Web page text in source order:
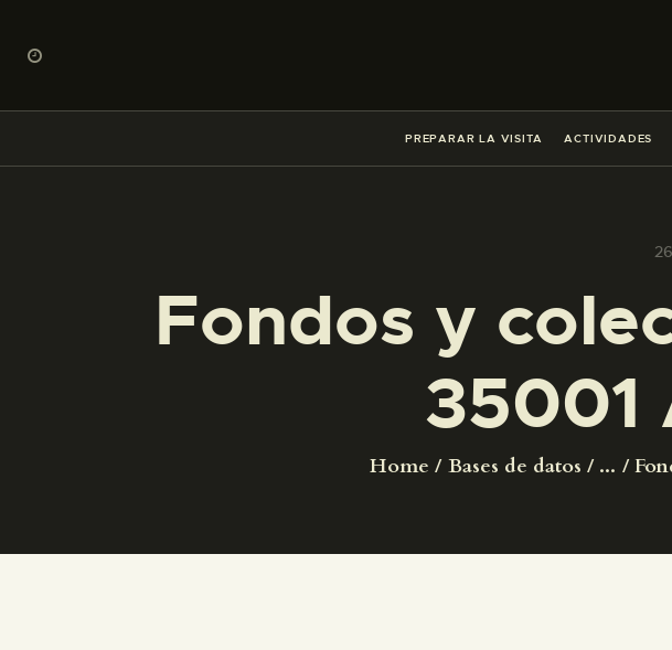
PREPARAR LA VISITA ACTIVIDADES
Fondos y
35001
Home Bases de datos ...
PREPARAR
ACTIVIDADES
█
COLECCIONES
DIDÁCTICA
ESPAÑOL